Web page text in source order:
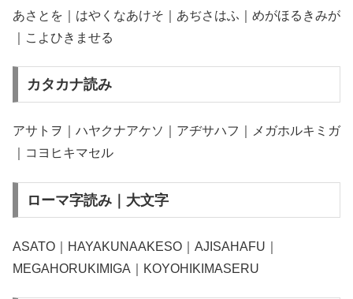
あさとを｜はやくなあけそ｜あぢさはふ｜めがほるきみが
｜こよひきませる
カタカナ読み
アサトヲ｜ハヤクナアケソ｜アヂサハフ｜メガホルキミガ
｜コヨヒキマセル
ローマ字読み｜大文字
ASATO｜HAYAKUNAAKESO｜AJISAHAFU｜
MEGAHORUKIMIGA｜KOYOHIKIMASERU